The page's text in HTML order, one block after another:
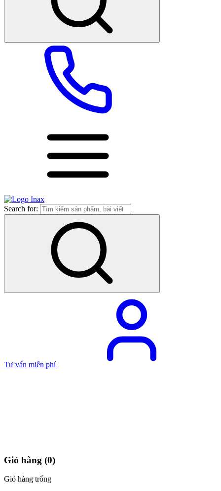
Search for:
Tư vấn miễn phí
Giỏ hàng (0)
Giỏ hàng trống